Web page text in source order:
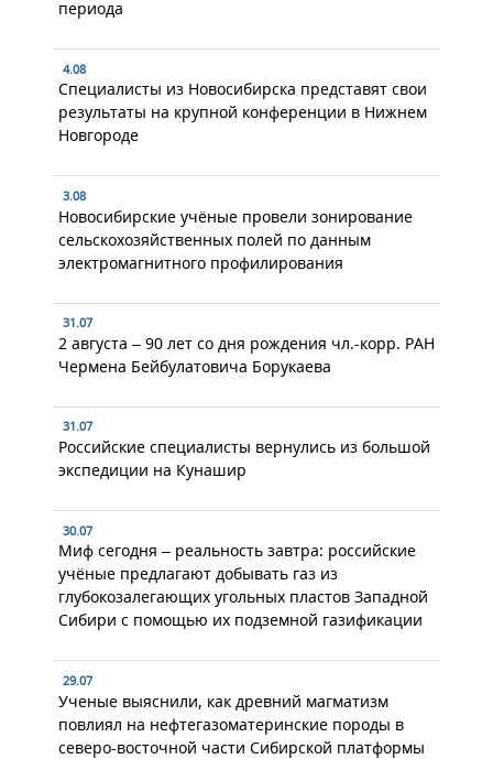
периода
4.08
Специалисты из Новосибирска представят свои
результаты на крупной конференции в Нижнем
Новгороде
3.08
Новосибирские учёные провели зонирование
сельскохозяйственных полей по данным
электромагнитного профилирования
31.07
2 августа – 90 лет со дня рождения чл.-корр. РАН
Чермена Бейбулатовича Борукаева
31.07
Российские специалисты вернулись из большой
экспедиции на Кунашир
30.07
Миф сегодня – реальность завтра: российские
учёные предлагают добывать газ из
глубокозалегающих угольных пластов Западной
Сибири с помощью их подземной газификации
29.07
Ученые выяснили, как древний магматизм
повлиял на нефтегазоматеринские породы в
северо-восточной части Сибирской платформы